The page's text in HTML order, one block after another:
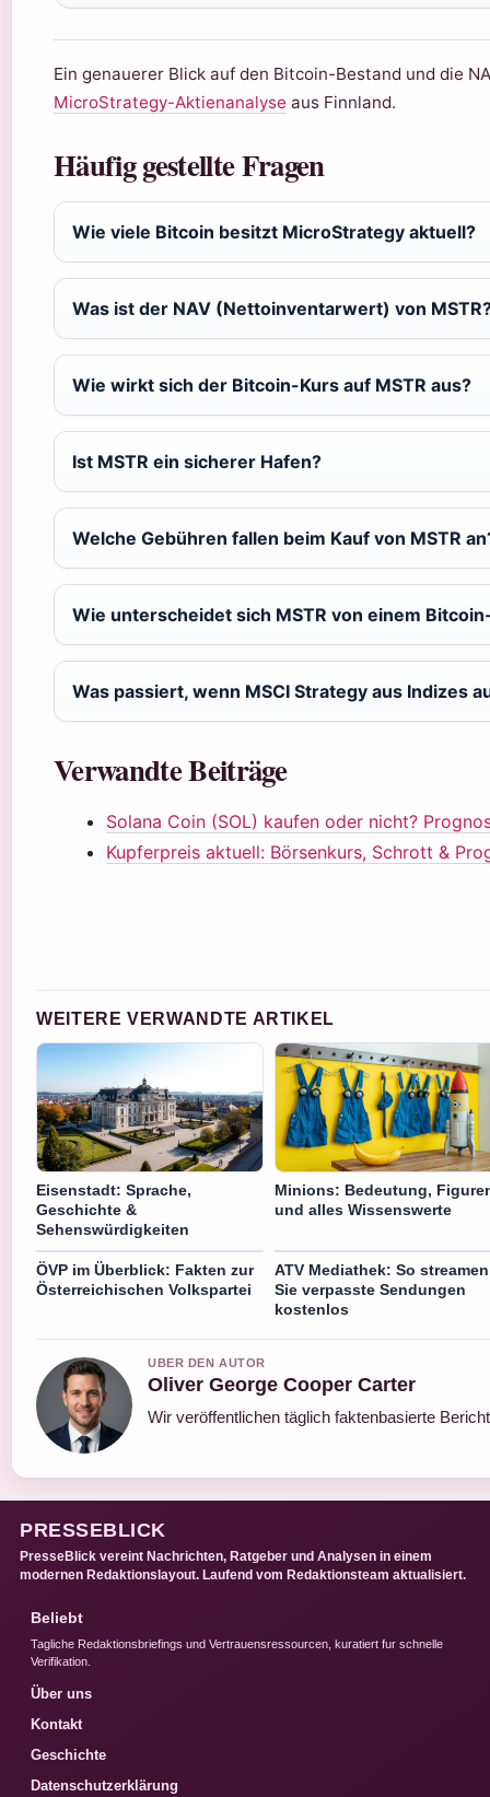
Ein genauerer Blick auf den Bitcoin-Bestand und die
MicroStrategy-Aktienanalyse aus Finnland.
Häufig gestellte Fragen
Wie viele Bitcoin besitzt MicroStrategy aktuell?
Was ist der NAV (Nettoinventarwert) von
Wie wirkt sich der Bitcoin-Kurs auf MSTR aus?
Ist MSTR ein sicherer Hafen?
Welche Gebühren fallen beim Kauf von MSTR
Wie unterscheidet sich MSTR von einem
Was passiert, wenn MSCI Strategy aus Indizes
Verwandte Beiträge
Solana Coin (SOL) kaufen oder nicht?
Kupferpreis aktuell: Börsenkurs, Schrott &
WEITERE VERWANDTE ARTIKEL
Eisenstadt: Sprache,
Geschichte &
Sehenswürdigkeiten
Minions: Bedeutung,
und alles Wissenswerte
ÖVP im Überblick: Fakten zur
Österreichischen Volkspartei
ATV Mediathek: So streamen
Sie verpasste Sendungen
kostenlos
UBER DEN AUTOR
Oliver George Cooper Carter
Wir veröffentlichen täglich faktenbasierte
PRESSEBLICK
PresseBlick vereint Nachrichten, Ratgeber und Analysen in einem
modernen Redaktionslayout. Laufend vom Redaktionsteam aktualisiert.
Beliebt
Tagliche Redaktionsbriefings und Vertrauensressourcen, kuratiert fur schnelle
Verifikation.
Über uns
Kontakt
Geschichte
Datenschutzerklärung